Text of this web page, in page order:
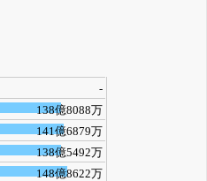
-
138億8088万
141億6879万
138億5492万
148億8622万